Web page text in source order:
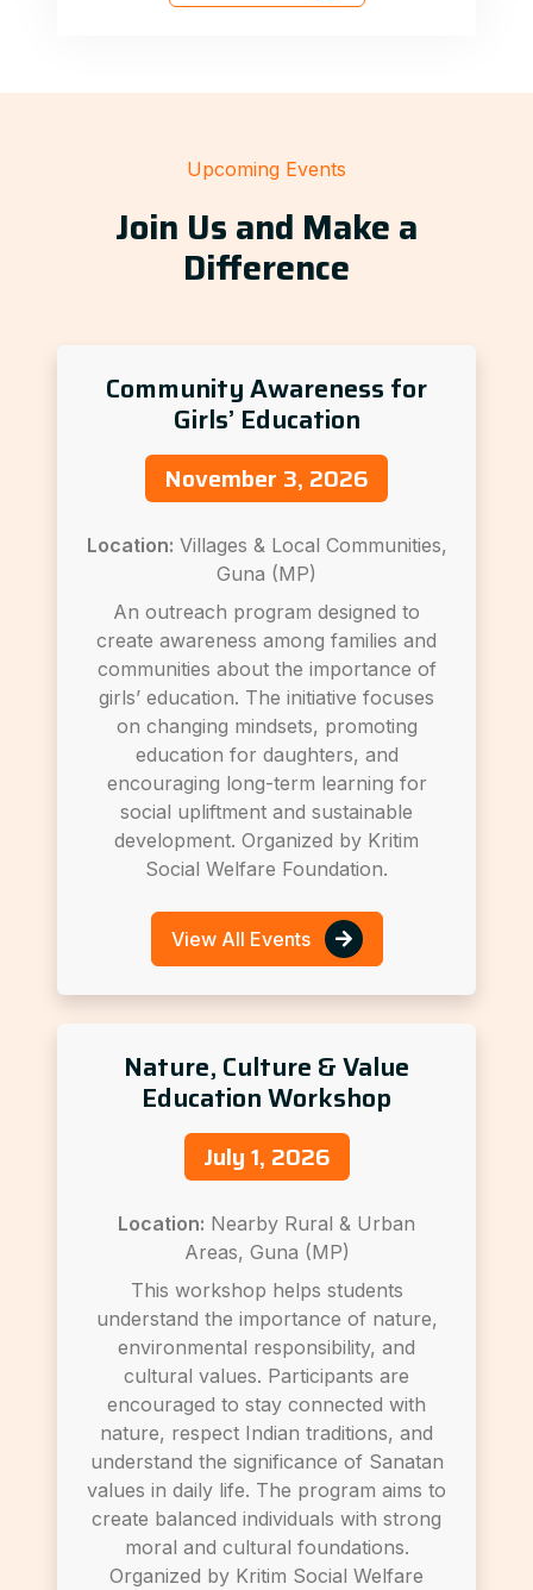
Upcoming Events
Join Us and Make a
Difference
Community Awareness for
Girls’ Education
November 3, 2026
Location: Villages & Local Communities,
Guna (MP)
An outreach program designed to
create awareness among families and
communities about the importance of
girls’ education. The initiative focuses
on changing mindsets, promoting
education for daughters, and
encouraging long-term learning for
social upliftment and sustainable
development. Organized by Kritim
Social Welfare Foundation.
View All Events
Nature, Culture & Value
Education Workshop
July 1, 2026
Location: Nearby Rural & Urban
Areas, Guna (MP)
This workshop helps students
understand the importance of nature,
environmental responsibility, and
cultural values. Participants are
encouraged to stay connected with
nature, respect Indian traditions, and
understand the significance of Sanatan
values in daily life. The program aims to
create balanced individuals with strong
moral and cultural foundations.
Organized by Kritim Social Welfare